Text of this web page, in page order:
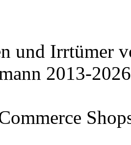
und Irrtümer
2013-2026